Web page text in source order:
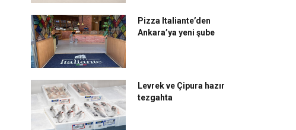
Pizza Italiante’den
Ankara’ya yeni şube
Levrek ve Çipura hazır
tezgahta